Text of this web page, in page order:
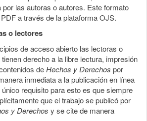
las autoras o autores. Este formato
a través de la plataforma OJS.
o lectores
de acceso abierto las lectoras o
derecho a la libre lectura, impresión
deHechos y Derechos por
inmediata a la publicación en línea
requisito para esto es que siempre
que el trabajo se publicó por
y Derechos y se cite de manera